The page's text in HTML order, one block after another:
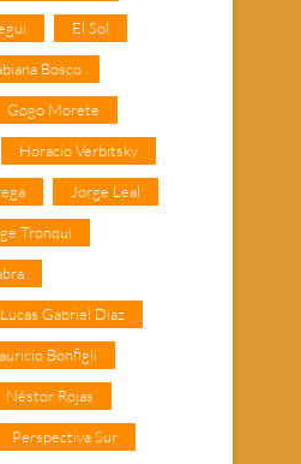
El Sol
Bosco
Gogo Morete
Horacio Verbitsky
Jorge Leal
Tronqui
Lucas Gabriel Díaz
Bonfigli
Néstor Rojas
Perspectiva Sur